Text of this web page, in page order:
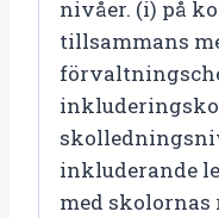
nivåer. (i) på
tillsammans
inkluderande
med skolornas